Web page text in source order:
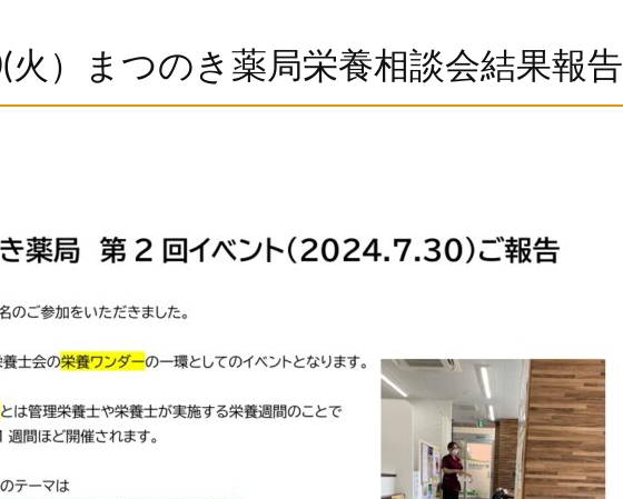
火）まつのき薬局栄養相談会結果報告